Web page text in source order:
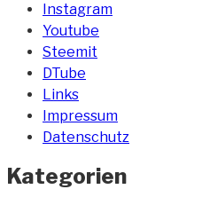
Instagram
Youtube
Steemit
DTube
Links
Impressum
Datenschutz
Kategorien